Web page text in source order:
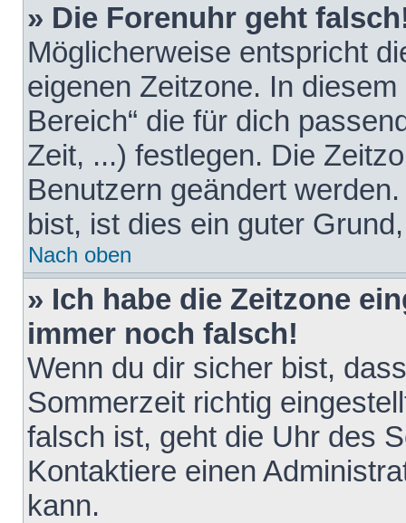
» Die Forenuhr geht
Möglicherweise entspricht
eigenen Zeitzone. In
Bereich“ die für dich
Zeit, ...) festlegen. Die
Benutzern geändert
bist, ist dies ein guter
Nach oben
» Ich habe die Zeitzone
immer noch falsch!
Wenn du dir sicher bist,
Sommerzeit richtig
falsch ist, geht die Uhr des
Kontaktiere einen
kann.